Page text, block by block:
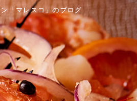
「マレスコ」のブログ